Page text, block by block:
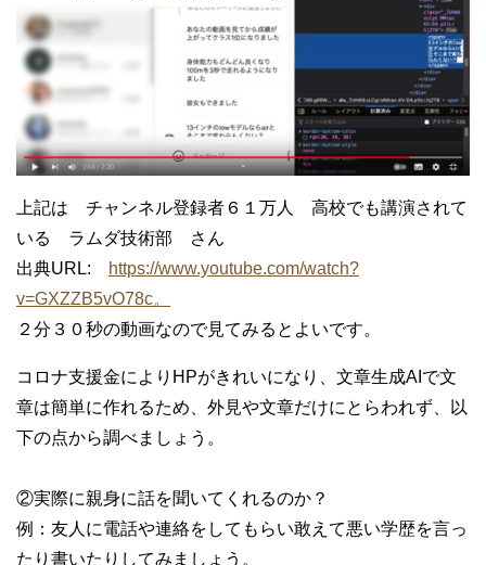
上記は チャンネル登録者６１万人 高校でも講演されて
いる ラムダ技術部 さん
出典URL:
https://www.youtube.com/watch?
v=GXZZB5vO78c。
２分３０秒の動画なので見てみるとよいです。
コロナ支援金によりHPがきれいになり、文章生成AIで文
章は簡単に作れるため、外見や文章だけにとらわれず、以
下の点から調べましょう。
②実際に親身に話を聞いてくれるのか？
例：友人に電話や連絡をしてもらい敢えて悪い学歴を言っ
たり書いたりしてみましょう。